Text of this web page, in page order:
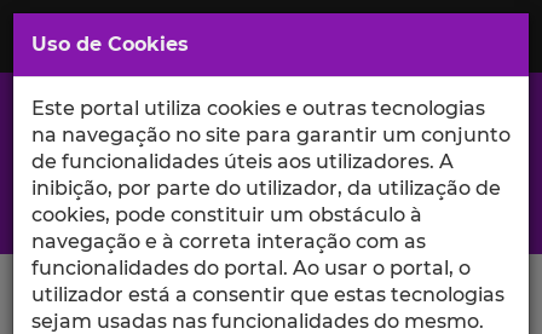
Saltar
para
Conteúdo
Principal
A excelência da investigação e ciência no Iscte
Search Button
Uso de Cookies
Este portal utiliza cookies e outras tecnologias
na navegação no site para garantir um conjunto
de funcionalidades úteis aos utilizadores. A
inibição, por parte do utilizador, da utilização de
cookies, pode constituir um obstáculo à
navegação e à correta interação com as
funcionalidades do portal. Ao usar o portal, o
utilizador está a consentir que estas tecnologias
sejam usadas nas funcionalidades do mesmo.